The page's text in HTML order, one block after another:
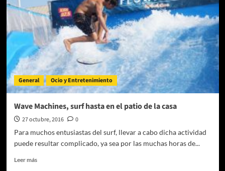
General Ocio y Entretenimiento
Wave Machines, surf hasta en el patio de la casa
27 octubre, 2016
0
Para muchos entusiastas del surf, llevar a cabo dicha actividad
puede resultar complicado, ya sea por las muchas horas de...
Leer másLeer